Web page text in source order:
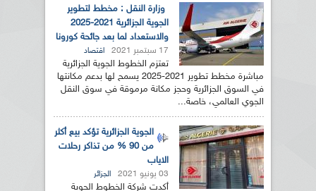
وزارة النقل : مخطط لتطوير
الجوية الجزائرية 2021-2025
والاستعداد لما بعد جائحة كورونا
17 سبتمبر 2021 اقتصاد
تعتزم الخطوط الجوية الجزائرية
مباشرة مخطط تطوير 2021-2025 يسمح لها بدعم مكانتها
في السوق الجزائرية وحجز مكانة مرموقة في سوق النقل
الجوي العالمي، خاصة...
الجوية الجزائرية تؤكد بيع أكثر
من 90 % من تذاكر رحلات
الاياب
03 يونيو 2021 الجزائر
أكدت شركة الخطوط الجوية